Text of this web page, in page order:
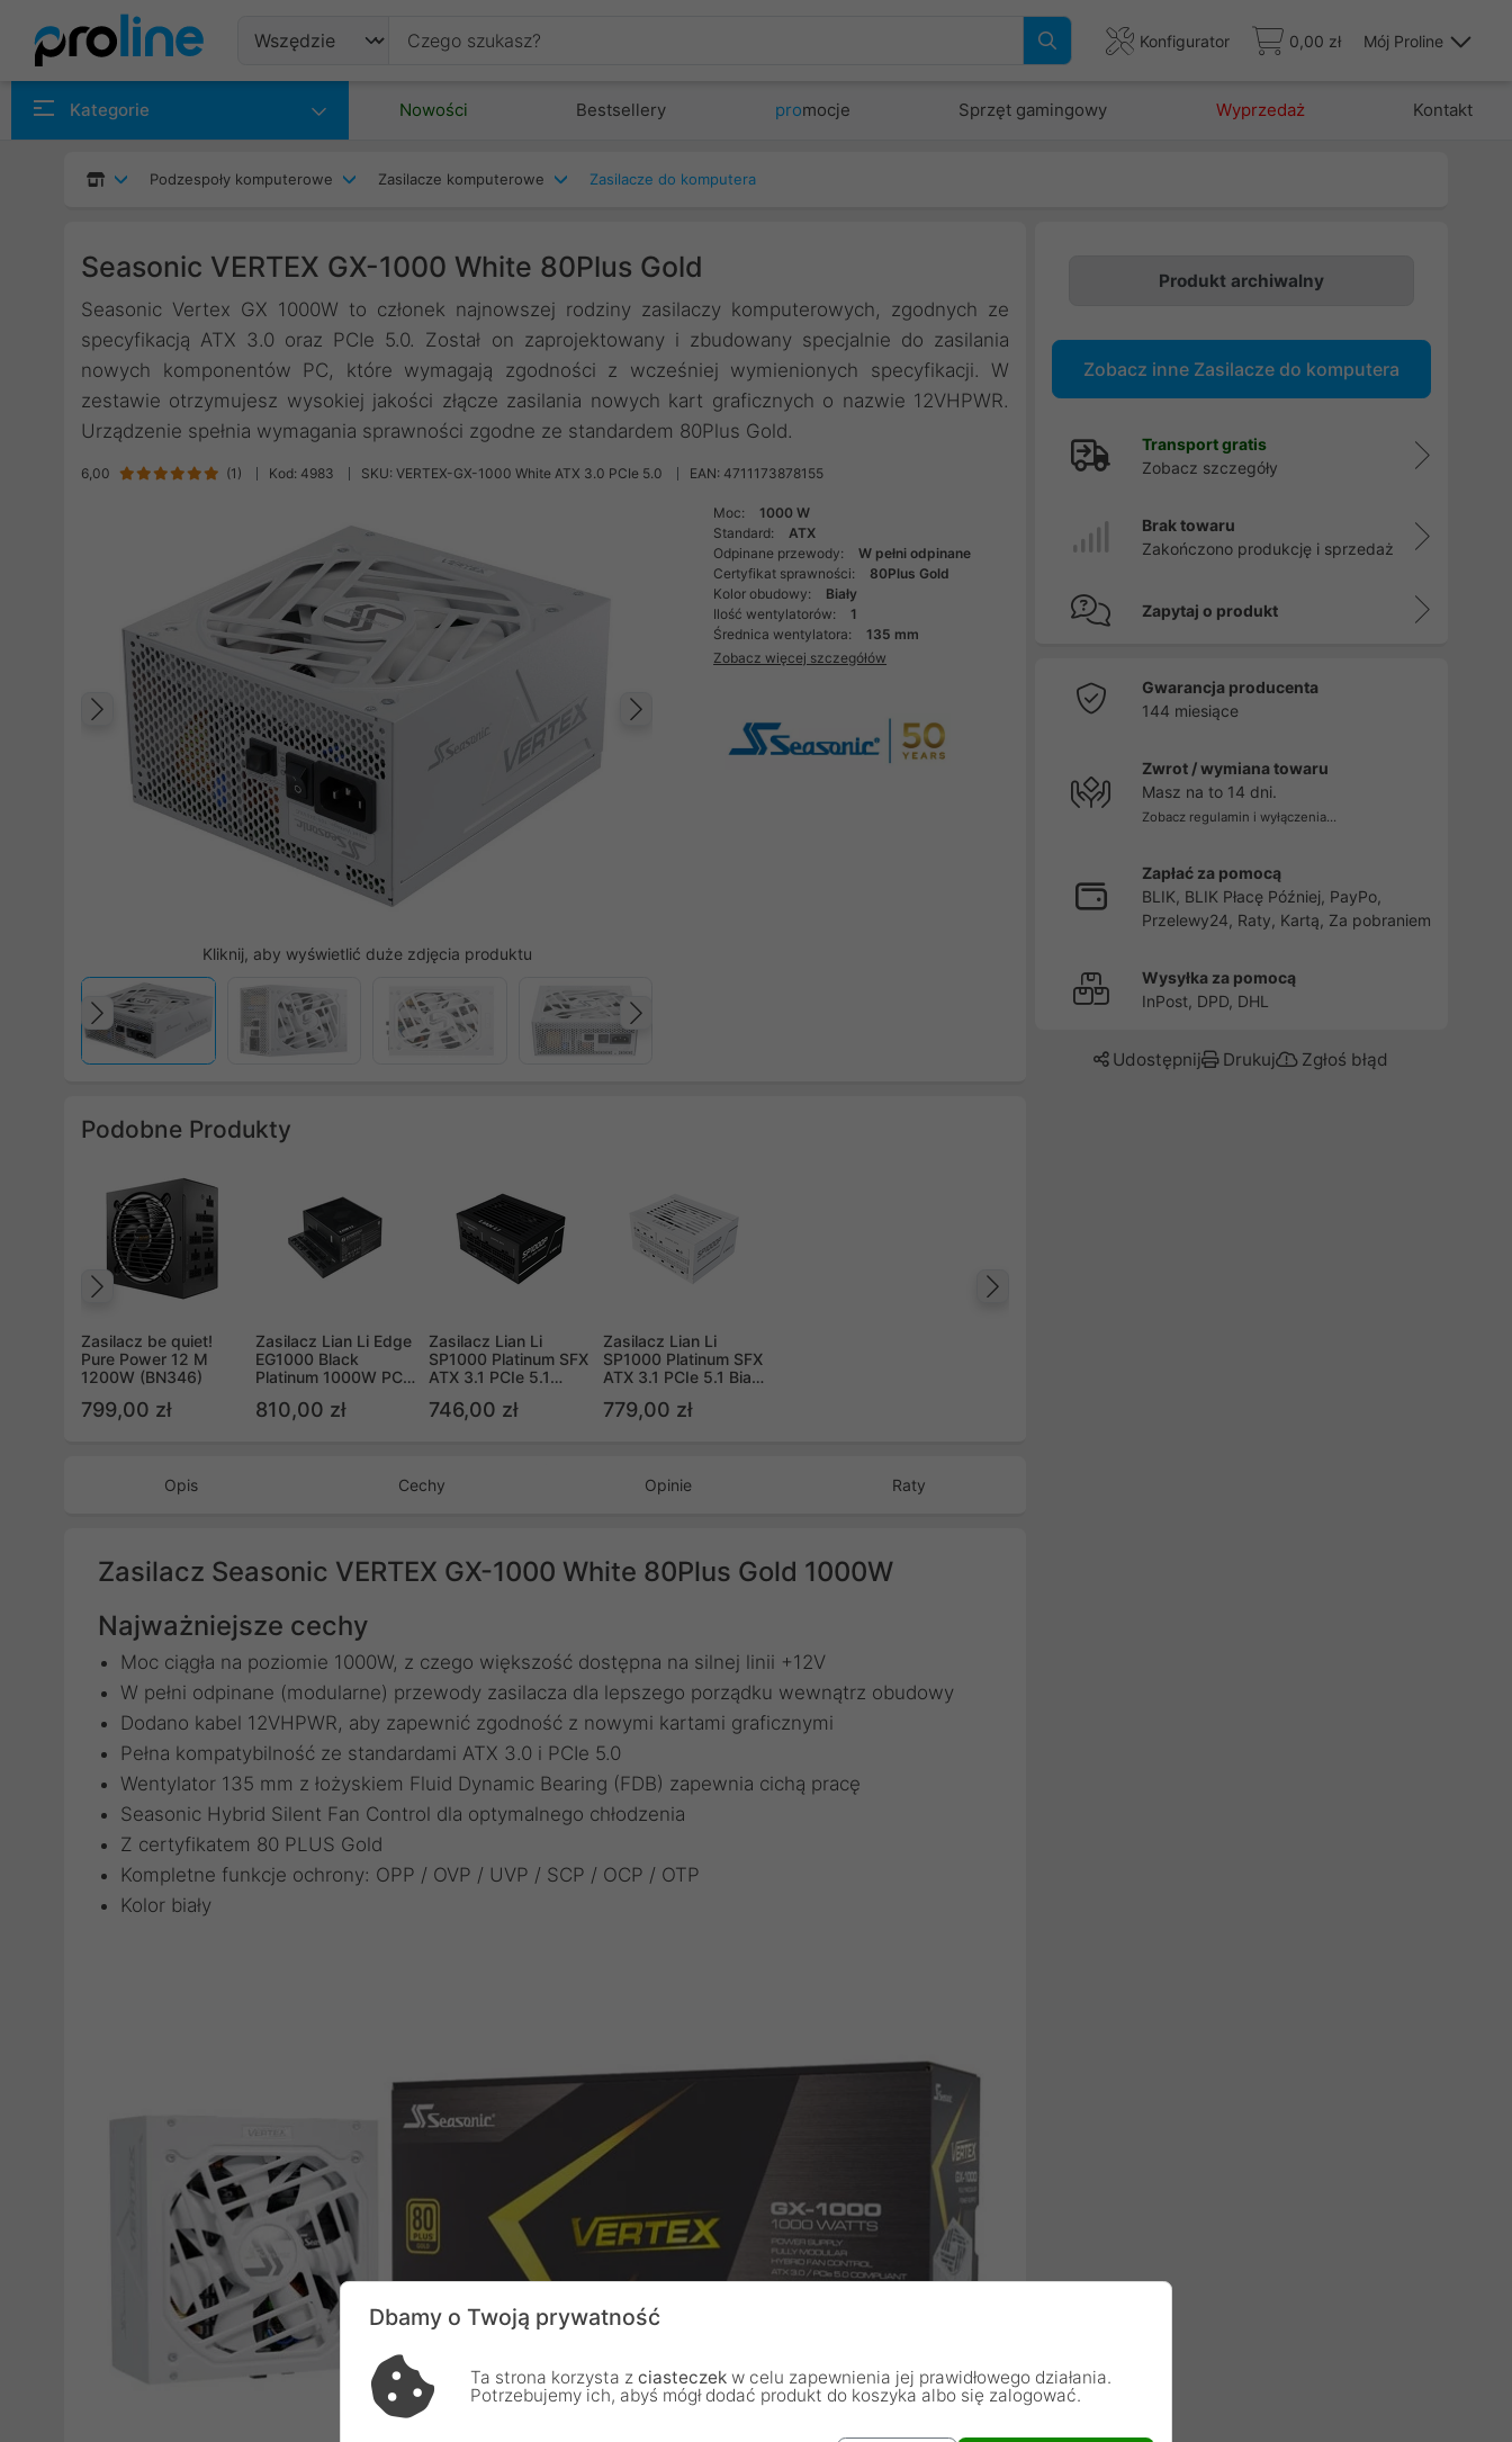
Konfigurator 0,00 zł Mój Proline
Kategorie Nowości Bestsellery promocje Sprzęt gamingowy Wyprzedaż Kontakt
Podzespoły komputerowe Zasilacze komputerowe Zasilacze do komputera
Seasonic VERTEX GX-1000 White 80Plus Gold
Seasonic Vertex GX 1000W to członek najnowszej rodziny zasilaczy komputerowych, zgodnych ze
specyfikacją ATX 3.0 oraz PCIe 5.0. Został on zaprojektowany i zbudowany specjalnie do zasilania
nowych komponentów PC, które wymagają zgodności z wcześniej wymienionych specyfikacji. W
zestawie otrzymujesz wysokiej jakości złącze zasilania nowych kart graficznych o nazwie 12VHPWR.
Urządzenie spełnia wymagania sprawności zgodne ze standardem 80Plus Gold.
6,00 (1 ) Kod: 4983 SKU: VERTEX-GX-1000 White ATX 3.0 PCIe 5.0 EAN: 4711173878155
Następny
Poprzedni
Kliknij, aby wyświetlić duże zdjęcia produktu
Poprzedni
Moc:
1000 W
Standard:
ATX
Odpinane przewody:
W pełni odpinane
Certyfikat sprawności:
80Plus Gold
Kolor obudowy:
Biały
Ilość wentylatorów:
1
Średnica wentylatora:
135 mm
Zobacz więcej szczegółów
Podobne Produkty
Zasilacz be quiet!
Pure Power 12 M
1200W (BN346)
799,00 zł
Zasilacz Lian Li Edge
EG1000 Black
Platinum 1000W PCIe
810,00 zł
Zasilacz Lian Li
SP1000 Platinum SFX
ATX 3.1 PCIe 5.1
746,00 zł
Zasilacz Lian Li
SP1000 Platinum SFX
ATX 3.1 PCIe 5.1 Biały
779,00 zł
Poprzedni
Opis Cechy Opinie Raty
Zasilacz Seasonic VERTEX GX-1000 White 80Plus Gold 1000W
Najważniejsze cechy
Moc ciągła na poziomie 1000W, z czego większość dostępna na silnej linii +12V
W pełni odpinane (modularne) przewody zasilacza dla lepszego porządku wewnątrz obudowy
Dodano kabel 12VHPWR, aby zapewnić zgodność z nowymi kartami graficznymi
Pełna kompatybilność ze standardami ATX 3.0 i PCIe 5.0
Wentylator 135 mm z łożyskiem Fluid Dynamic Bearing (FDB) zapewnia cichą pracę
Seasonic Hybrid Silent Fan Control dla optymalnego chłodzenia
Z certyfikatem 80 PLUS Gold
Kompletne funkcje ochrony: OPP / OVP / UVP / SCP / OCP / OTP
Kolor biały
Produkt archiwalny
Zobacz inne Zasilacze do komputera
Transport gratis
Zobacz szczegóły
Brak towaru
Zakończono produkcję i sprzedaż
Zapytaj o produkt
Gwarancja producenta
144 miesiące
Zwrot / wymiana towaru
Masz na to 14 dni.
Zobacz regulamin i wyłączenia...
Zapłać za pomocą
BLIK, BLIK Płacę Później, PayPo,
Przelewy24, Raty, Kartą, Za pobraniem
Wysyłka za pomocą
InPost, DPD, DHL
Udostępnij Drukuj Zgłoś błąd
Dbamy o Twoją prywatność
Ta strona korzysta z ciasteczek w celu zapewnienia jej prawidłowego działania.
Potrzebujemy ich, abyś mógł dodać produkt do koszyka albo się zalogować.